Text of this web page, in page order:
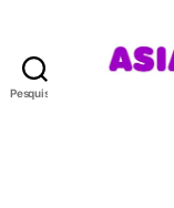
Pesquisar